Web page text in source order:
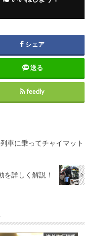
シェア
送る
feedly
車に乗ってチャイマット
詳しく解説！